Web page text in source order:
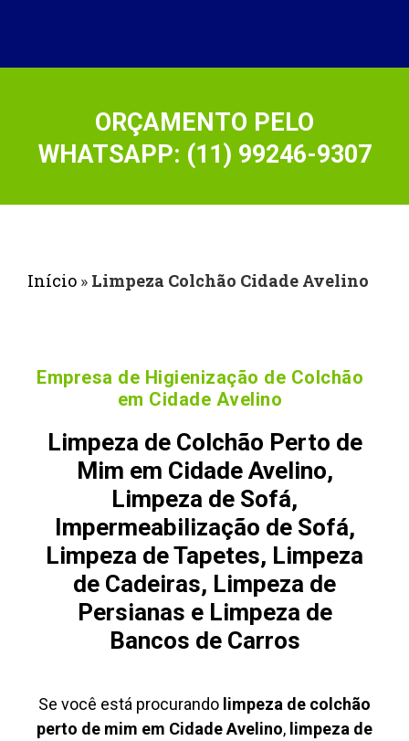
ORÇAMENTO PELO
WHATSAPP: (11) 99246-9307
Início » Limpeza Colchão Cidade Avelino
Empresa de Higienização de Colchão
em Cidade Avelino
Limpeza de Colchão Perto de
Mim em Cidade Avelino,
Limpeza de Sofá,
Impermeabilização de Sofá,
Limpeza de Tapetes, Limpeza
de Cadeiras, Limpeza de
Persianas e Limpeza de
Bancos de Carros
Se você está procurando limpeza de colchão
perto de mim em Cidade Avelino, limpeza de